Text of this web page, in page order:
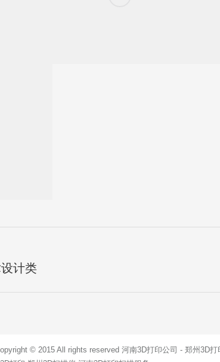
计类
© 2015 All rights reserved 河南3D打印公司 - 郑州3D